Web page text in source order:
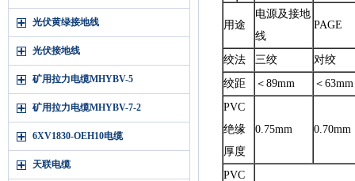
光伏黄绿接地线
光伏接地线
矿用拉力电缆MHYBV-5
矿用拉力电缆MHYBV-7-2
6XV1830-OEH10电缆
天联电缆
用途
电源及接地
线
PAGE
绞法 三绞
对绞
绞距
＜89mm
＜63mm
PVC
绝缘
厚度
0.75mm 0.70mm
PVC